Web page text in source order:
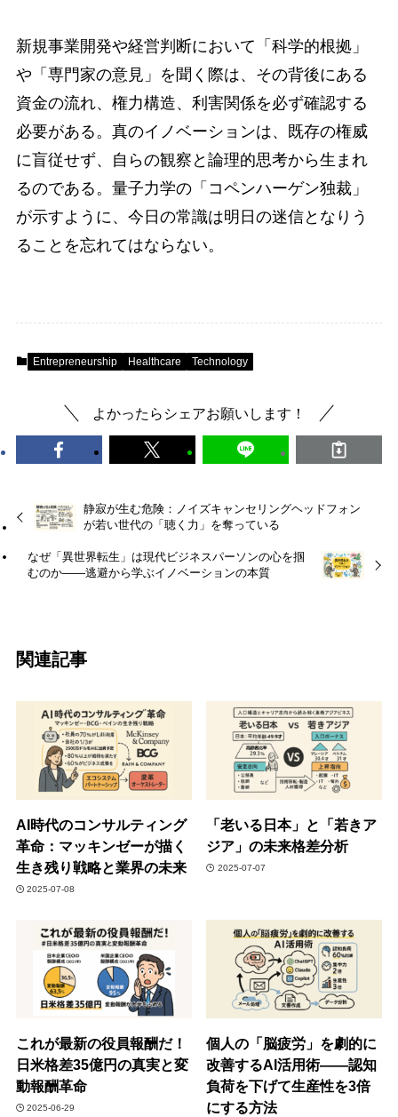
新規事業開発や経営判断において「科学的根拠」
や「専門家の意見」を聞く際は、その背後にある
資金の流れ、権力構造、利害関係を必ず確認する
必要がある。真のイノベーションは、既存の権威
に盲従せず、自らの観察と論理的思考から生まれ
るのである。量子力学の「コペンハーゲン独裁」
が示すように、今日の常識は明日の迷信となりう
ることを忘れてはならない。
Entrepreneurship Healthcare Technology
よかったらシェアお願いします！
静寂が生む危険：ノイズキャンセリングヘッドフォン
が若い世代の「聴く力」を奪っている
なぜ「異世界転生」は現代ビジネスパーソンの心を掴
むのか――逃避から学ぶイノベーションの本質
関連記事
AI時代のコンサルティング
革命：マッキンゼーが描く
生き残り戦略と業界の未来
2025-07-08
「老いる日本」と「若きア
ジア」の未来格差分析
2025-07-07
これが最新の役員報酬だ！
日米格差35億円の真実と変
動報酬革命
2025-06-29
個人の「脳疲労」を劇的に
改善するAI活用術――認知
負荷を下げて生産性を3倍
にする方法